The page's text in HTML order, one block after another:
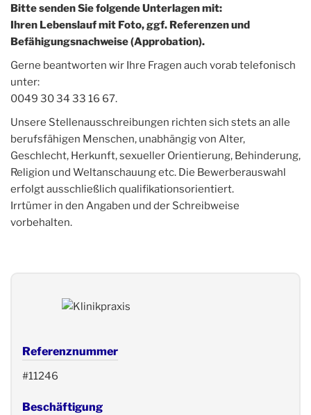
Bitte senden Sie folgende Unterlagen mit:
Ihren Lebenslauf mit Foto, ggf. Referenzen und
Befähigungsnachweise (Approbation).
Gerne beantworten wir Ihre Fragen auch vorab telefonisch
unter:
0049 30 34 33 16 67.
Unsere Stellenausschreibungen richten sich stets an alle
berufsfähigen Menschen, unabhängig von Alter,
Geschlecht, Herkunft, sexueller Orientierung, Behinderung,
Religion und Weltanschauung etc. Die Bewerberauswahl
erfolgt ausschließlich qualifikationsorientiert.
Irrtümer in den Angaben und der Schreibweise
vorbehalten.
Referenznummer
#11246
Beschäftigung